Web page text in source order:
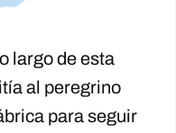
largo de esta
al peregrino
para seguir